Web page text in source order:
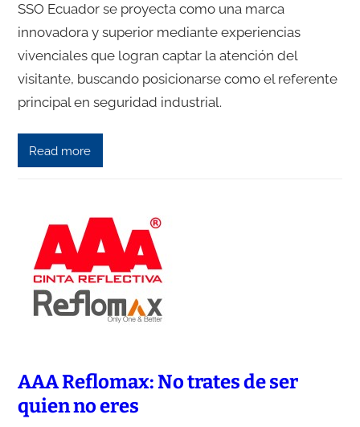
SSO Ecuador se proyecta como una marca
innovadora y superior mediante experiencias
vivenciales que logran captar la atención del
visitante, buscando posicionarse como el referente
principal en seguridad industrial.
Read more
AAA Reflomax: No trates de ser
quien no eres